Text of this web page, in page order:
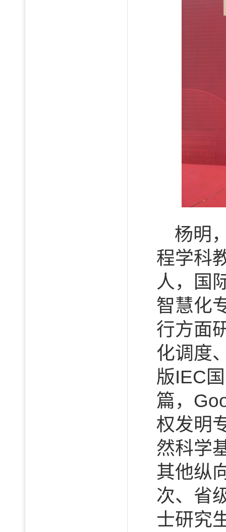
杨明
程学科
人，国
智慧化
行方面
化调度
版IEC
篇，
权发明
然科学
其他纵
次、省
士研究